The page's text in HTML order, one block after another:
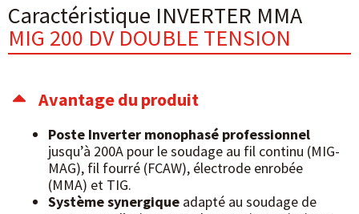
Caractéristique INVERTER MMA
MIG 200 DV DOUBLE TENSION
Avantage du produit
Poste Inverter monophasé professionnel
jusqu’à 200A pour le soudage au fil continu (MIG-
MAG), fil fourré (FCAW), électrode enrobée
(MMA) et TIG.
Système synergique adapté au soudage de